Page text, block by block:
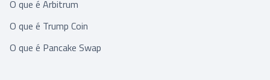
O que é Arbitrum
O que é Trump Coin
O que é Pancake Swap